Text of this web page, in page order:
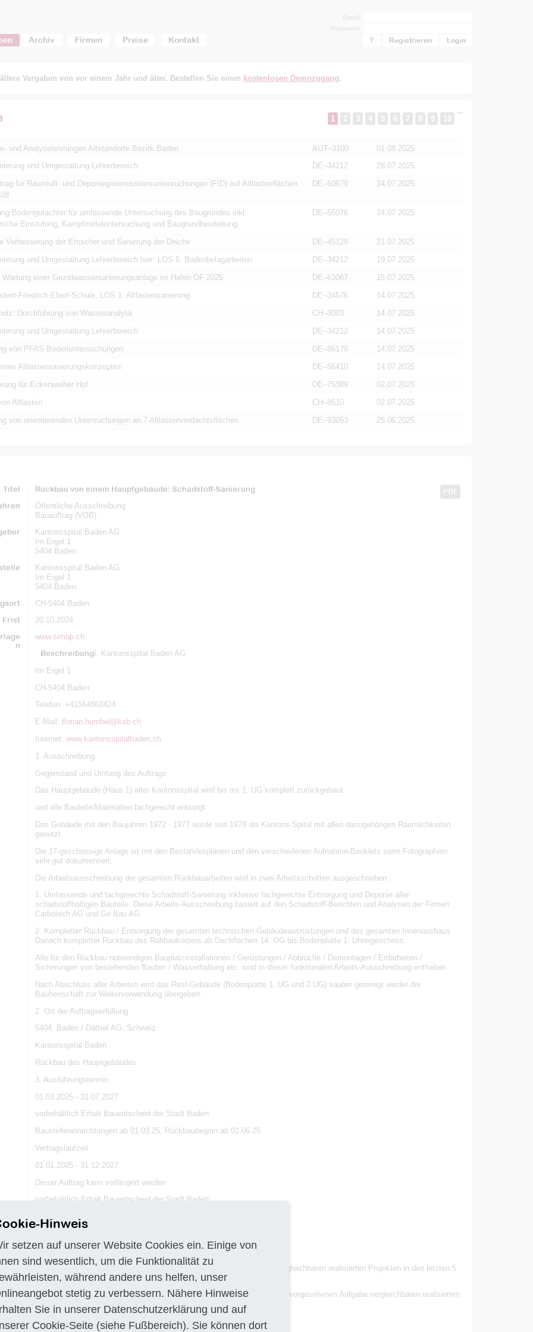
Archiv Firmen Preise Kontakt ? Registrieren
Vergaben von vor einem Jahr und älter. Bestellen Sie einen kostenlosen Demozugang.
1 2 3 4 5 6 7 8 9 10
und Analyseleistungen Altstandorte Bezirk Baden AUT–3100
01.08.2025
und Umgestaltung Lehrerbereich
DE–34212
28.07.2025
für Raumluft- und Deponiegasemissionsuntersuchungen (FID) auf Altlastenflächen
DE–50679 24.07.2025
Bodengutachter für umfassende Untersuchung des Baugrundes inkl.
Einstufung, Kampfmitteluntersuchung und Baugrundbeurteilung
DE–56076 24.07.2025
Verbesserung der Emscher und Sanierung der Deiche DE–45128
21.07.2025
und Umgestaltung Lehrerbereich hier: LOS 6: Bodenbelagarbeiten
DE–34212
19.07.2025
einer Grundwassersanierungsanlage im Hafen OF 2025
DE–63067
15.07.2025
Friedrich-Ebert-Schule, LOS 1: Altlastensanierung
DE–34576
14.07.2025
Durchführung von Wasseranalytik
CH–3003
14.07.2025
und Umgestaltung Lehrerbereich
DE–34212
14.07.2025
von PFAS Bodenuntersuchungen
DE–86179
14.07.2025
Altlastensanierungskonzeptes
DE–56410
14.07.2025
für Eckenweiher Hof
DE–75389
02.07.2025
Altlasten
CH–8510
02.07.2025
von orientierenden Untersuchungen an 7 Altlastenverdachtsflächen
DE–93053 25.06.2025
Titel PDF
Rückbau von einem Hauptgebäude: Schadstoff-Sanierung
Öffentliche Ausschreibung
Bauauftrag (VOB)
Kantonsspital Baden AG
Im Ergel 1
5404 Baden
Kantonsspital Baden AG
Im Ergel 1
5404 Baden
CH-5404 Baden
Frist
20.10.2024
n
www.simap.ch
Beschreibung I. Kantonsspital Baden AG
Im Ergel 1
CH-5404 Baden
Telefon: +41564862424
E-Mail: florian.humbel@ksb.ch
Internet: www.kantonsspitalbaden.ch
1. Ausschreibung
Gegenstand und Umfang des Auftrags
Das Hauptgebäude (Haus 1) alter Kantonsspital wird bis ins 1. UG komplett zurückgebaut
und alle Bauteile/Materialien fachgerecht entsorgt.
Das Gebäude mit den Baujahren 1972 - 1977 wurde seit 1978 als Kantons-Spital mit allen dazugehörigen Räumlichkeiten
genutzt.
Die 17-geschossige Anlage ist mit den Bestandesplänen und den verschiedenen Aufnahme-Booklets samt Fotographien
sehr gut dokumentiert.
Die Arbeitsausschreibung der gesamten Rückbauarbeiten wird in zwei Arbeitsschritten ausgeschrieben.
1. Umfassende und fachgerechte Schadstoff-Sanierung inklusive fachgerechte Entsorgung und Deponie aller
schadstoffhaltigen Bauteile. Diese Arbeits-Ausschreibung basiert auf den Schadstoff-Berichten und Analysen der Firmen
Carbotech AG und Go Bau AG.
2. Kompletter Rückbau / Entsorgung der gesamten technischen Gebäudeausrüstungen und des gesamten Innenausbaus.
Danach kompletter Rückbau des Rohbaukörpers ab Dachflächen 14. OG bis Bodenplatte 1. Untergeschoss.
Alle für den Rückbau notwendigen Bauplatzinstallationen / Gerüstungen / Abbrüche / Demontagen / Erdarbeiten /
Sicherungen von bestehenden Bauten / Wasserhaltung etc. sind in dieser funktionalen Arbeits-Ausschreibung enthalten.
Nach Abschluss aller Arbeiten wird das Rest-Gebäude (Bodenplatte 1. UG und 2.UG) sauber gereinigt wieder der
Bauherrschaft zur Weiterverwendung übergeben.
2. Ort der Auftragserfüllung
5404, Baden / Dättwil AG, Schweiz
Kantonsspital Baden
Rückbau des Hauptgebäudes
3. Ausführungstermin
01.03.2025 - 31.07.2027
vorbehältlich Erhalt Bauentscheid der Stadt Baden
Baustelleneinrichtungen ab 01.03.25, Rückbaubeginn ab 01.06.25
Vertragslaufzeit
01.01.2025 - 31.12.2027
Dieser Auftrag kann verlängert werden
vorbehältlich Erhalt Bauentscheid der Stadt Baden
EK 1: Erfahrung
Referenzen über die Ausführung von 2 mit der vorgesehenen Aufgabe vergleichbaren realisierten Projekten in den letzten 5
Jahren (mindestens 1 Referenz aus der Schweiz).
Referenzen der Schlüsselpersonen über die Ausführung mit von 2 mit der vorgesehenen Aufgabe vergleichbaren realisierten
Projekten in den letzen 5 Jahren
Nachweis muss erbracht werden.
Hinweis
setzen auf unserer Website Cookies ein. Einige von
sind wesentlich, um die Funktionalität zu
während andere uns helfen, unser
stetig zu verbessern. Nähere Hinweise
Sie in unserer Datenschutzerklärung und auf
Cookie-Seite (siehe Fußbereich). Sie können dort